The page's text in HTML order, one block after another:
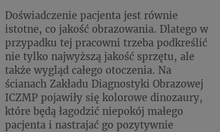
Doświadczenie pacjenta jest równie
istotne, co jakość obrazowania. Dlatego w
przypadku tej pracowni trzeba podkreślić
nie tylko najwyższą jakość sprzętu, ale
także wygląd całego otoczenia. Na
ścianach Zakładu Diagnostyki Obrazowej
ICZMP pojawiły się kolorowe dinozaury,
które będą łagodzić niepokój małego
pacjenta i nastrajać go pozytywnie